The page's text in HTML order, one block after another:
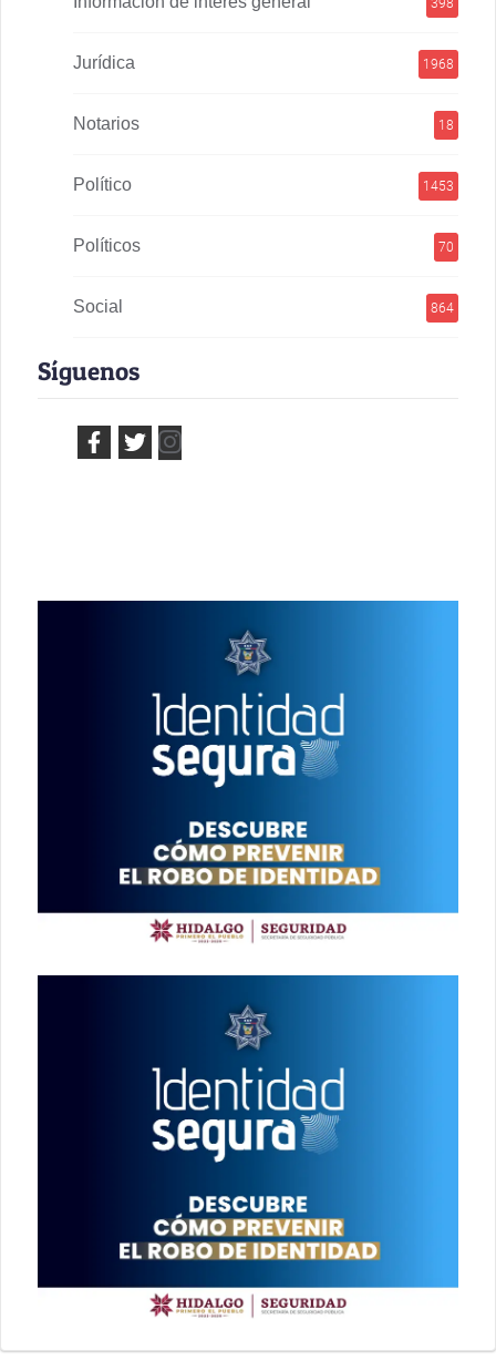
398
Jurídica 1968
Notarios 18
Político 1453
Políticos 70
Social 864
Síguenos